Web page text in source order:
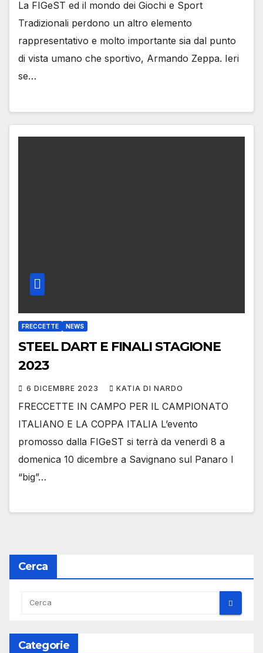
La FIGeST ed il mondo dei Giochi e Sport
Tradizionali perdono un altro elemento
rappresentativo e molto importante sia dal punto
di vista umano che sportivo, Armando Zeppa. Ieri
se…
FRECCETTE NEWS
STEEL DART E FINALI STAGIONE
2023
6 DICEMBRE 2023 KATIA DI NARDO
FRECCETTE IN CAMPO PER IL CAMPIONATO
ITALIANO E LA COPPA ITALIA L’evento
promosso dalla FIGeST si terrà da venerdì 8 a
domenica 10 dicembre a Savignano sul Panaro I
“big”…
Cerca
Categorie